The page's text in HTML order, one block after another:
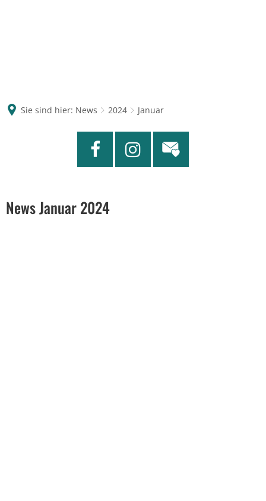
Sie sind hier: News 2024 Januar
Januar
News Januar 2024